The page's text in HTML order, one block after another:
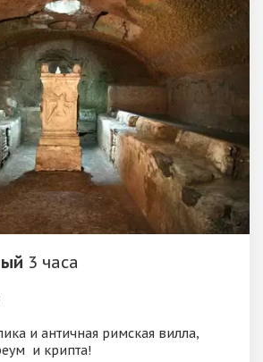
3 часа
и античная римская вилла,
и крипта!